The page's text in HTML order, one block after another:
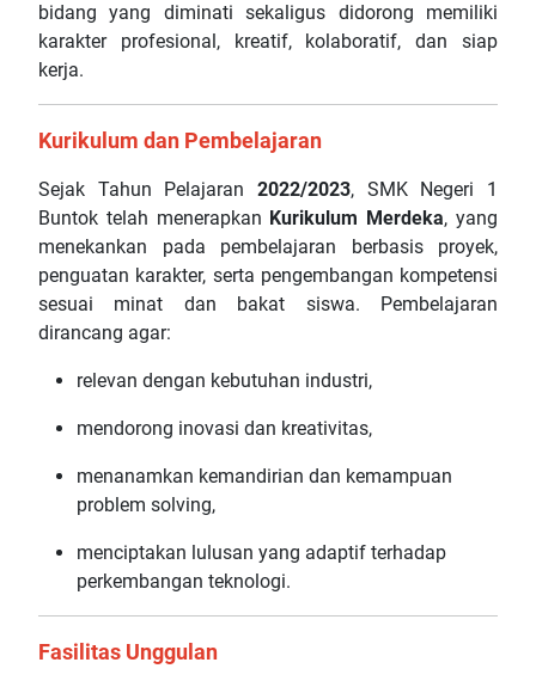
bidang yang diminati sekaligus didorong memiliki
karakter profesional, kreatif, kolaboratif, dan siap
kerja.
Kurikulum dan Pembelajaran
Sejak Tahun Pelajaran 2022/2023, SMK Negeri 1
Buntok telah menerapkan Kurikulum Merdeka, yang
menekankan pada pembelajaran berbasis proyek,
penguatan karakter, serta pengembangan kompetensi
sesuai minat dan bakat siswa. Pembelajaran
dirancang agar:
relevan dengan kebutuhan industri,
mendorong inovasi dan kreativitas,
menanamkan kemandirian dan kemampuan
problem solving,
menciptakan lulusan yang adaptif terhadap
perkembangan teknologi.
Fasilitas Unggulan